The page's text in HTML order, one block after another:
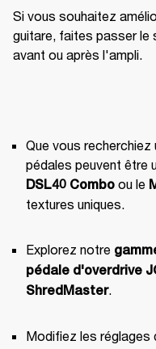
Si vous souhaitez
guitare, faites passer le
avant ou après l'ampli.
Que vous
DSL40 Combo ou le
textures uniques.
Explorez notre
pédale d'overdrive
ShredMaster.
Modifiez les réglages